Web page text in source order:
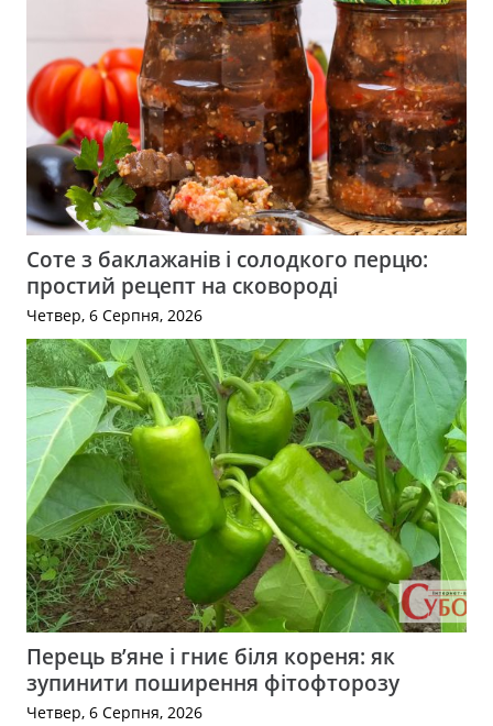
Соте з баклажанів і солодкого перцю:
простий рецепт на сковороді
Четвер, 6 Серпня, 2026
Перець в’яне і гниє біля кореня: як
зупинити поширення фітофторозу
Четвер, 6 Серпня, 2026